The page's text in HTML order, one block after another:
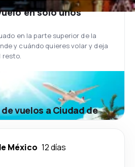
en solo unos
en la parte superior de la
y cuándo quieres volar y deja
resto.
vuelos a Ciudad de
México 12 días